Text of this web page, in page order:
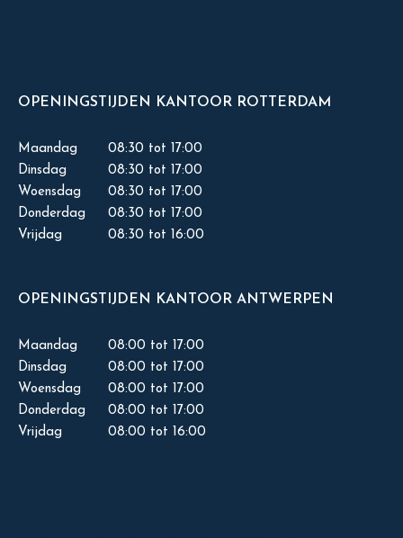
OPENINGSTIJDEN KANTOOR ROTTERDAM
Maandag
08:30 tot 17:00
Dinsdag
08:30 tot 17:00
Woensdag
08:30 tot 17:00
Donderdag
08:30 tot 17:00
Vrijdag
08:30 tot 16:00
OPENINGSTIJDEN KANTOOR ANTWERPEN
Maandag
08:00 tot 17:00
Dinsdag
08:00 tot 17:00
Woensdag
08:00 tot 17:00
Donderdag
08:00 tot 17:00
Vrijdag
08:00 tot 16:00